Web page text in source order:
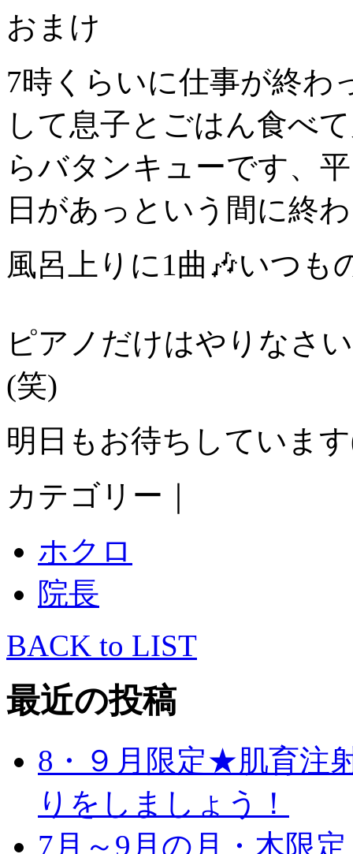
おまけ
7時くらいに仕事が終わ
して息子とごはん食べ
らバタンキューです、
日があっという間に終
風呂上りに1曲🎶いつも
ピアノだけはやりなさ
(笑)
明日もお待ちしていま
カテゴリー｜
ホクロ
院長
BACK to LIST
最近の投稿
8・９月限定★肌育注
りをしましょう！
7月～9月の月・木限